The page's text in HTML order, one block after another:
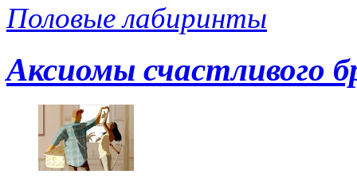
Половые лабиринты
Аксиомы счастливого